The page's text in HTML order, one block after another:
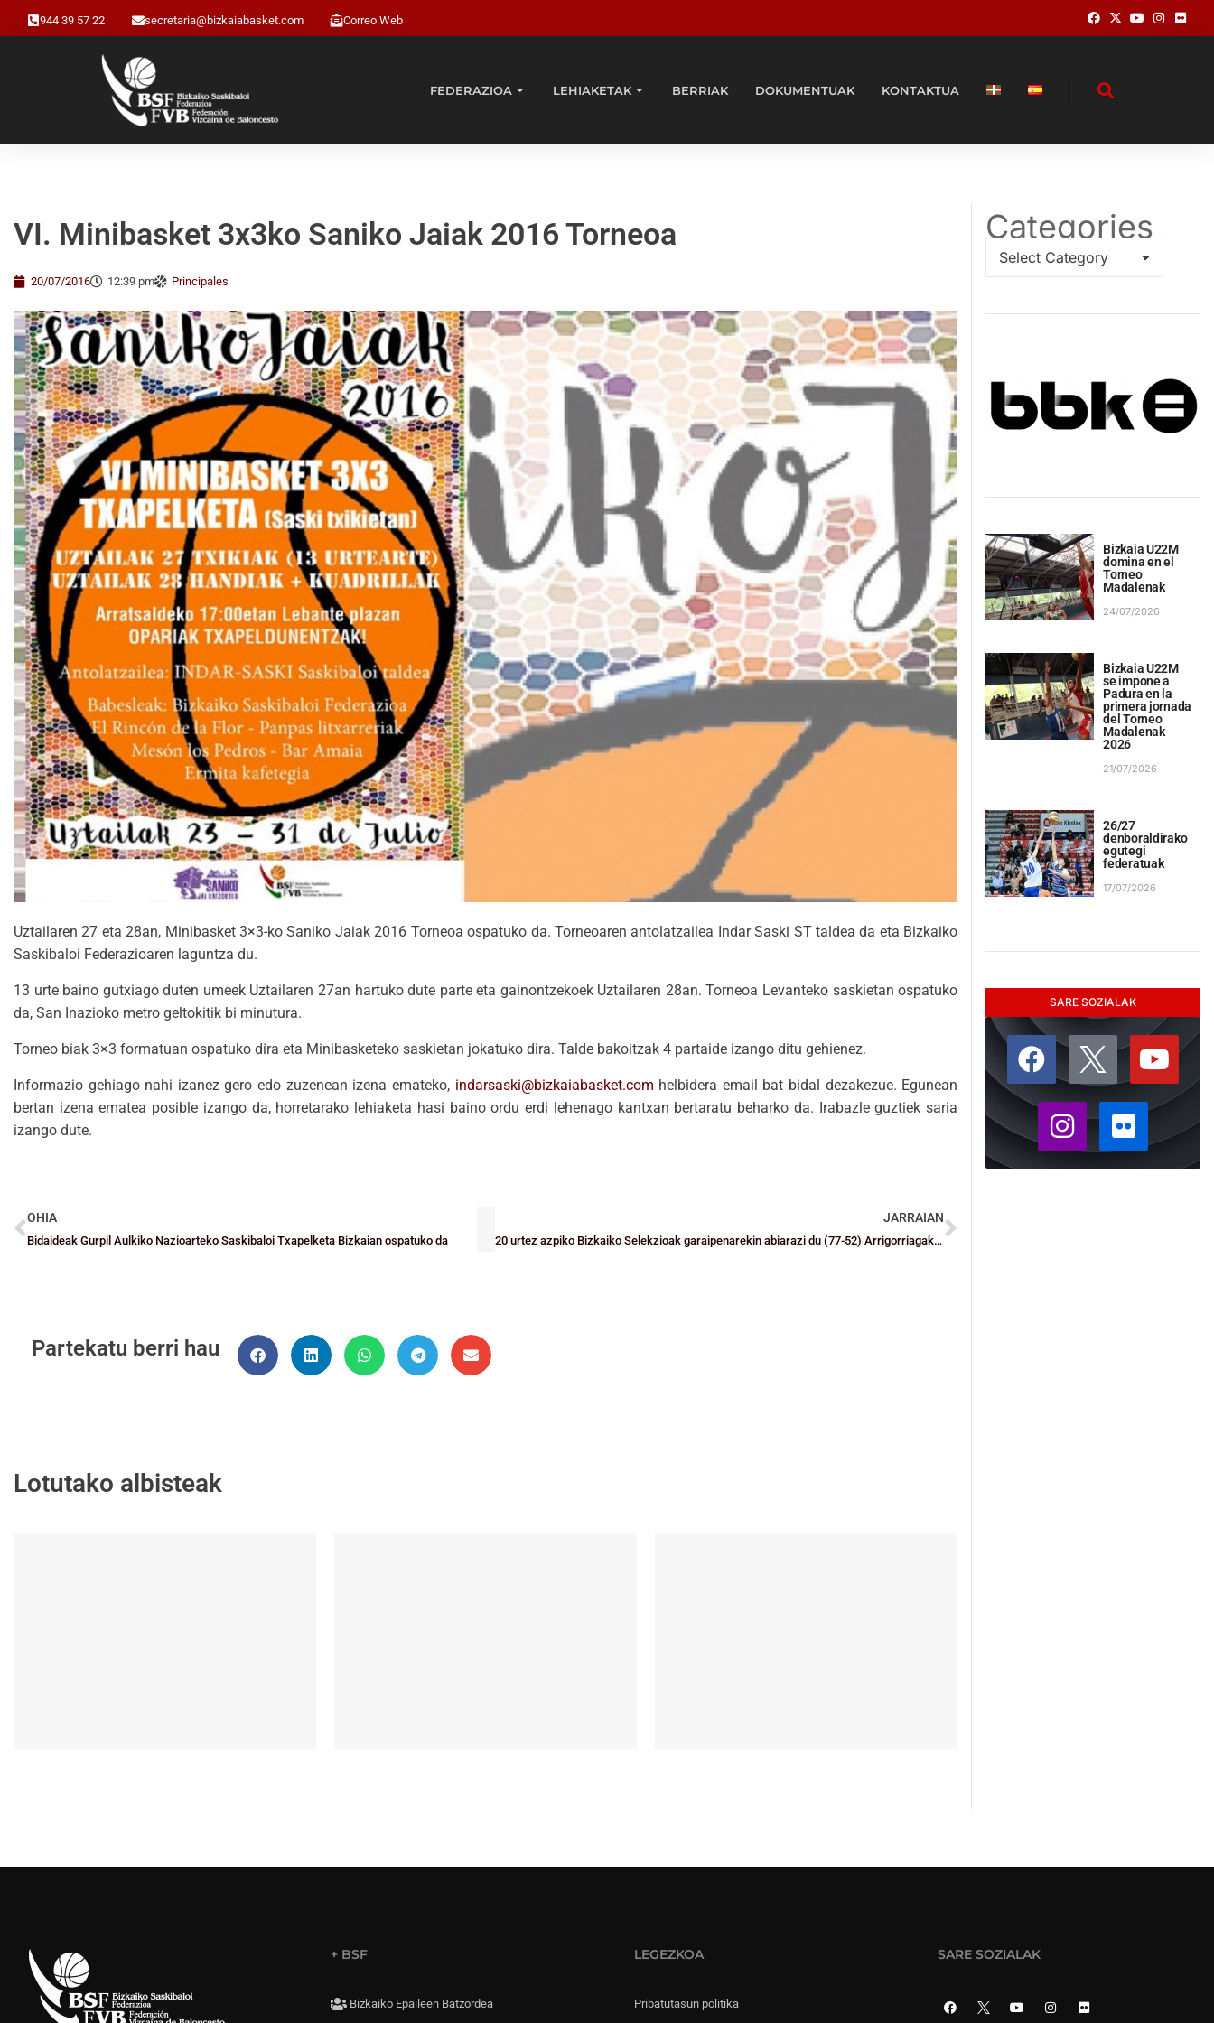
944 39 57 22 secretaria@bizkaiabasket.com Correo Web
FEDERAZIOA LEHIAKETAK BERRIAK DOKUMENTUAK KONTAKTUA
VI. Minibasket 3x3ko Saniko Jaiak 2016 Torneoa
20/07/2016 12:39 pm Principales
Uztailaren 27 eta 28an, Minibasket 3×3-ko Saniko Jaiak 2016 Torneoa ospatuko da. Torneoaren antolatzailea Indar Saski ST taldea da eta Bizkaiko
Saskibaloi Federazioaren laguntza du.
13 urte baino gutxiago duten umeek Uztailaren 27an hartuko dute parte eta gainontzekoek Uztailaren 28an. Torneoa Levanteko saskietan ospatuko
da, San Inazioko metro geltokitik bi minutura.
Torneo biak 3×3 formatuan ospatuko dira eta Minibasketeko saskietan jokatuko dira. Talde bakoitzak 4 partaide izango ditu gehienez.
Informazio gehiago nahi izanez gero edo zuzenean izena emateko, indarsaski@bizkaiabasket.com helbidera email bat bidal dezakezue. Egunean
bertan izena ematea posible izango da, horretarako lehiaketa hasi baino ordu erdi lehenago kantxan bertaratu beharko da. Irabazle guztiek saria
izango dute.
OHIA
Bidaideak Gurpil Aulkiko Nazioarteko Saskibaloi Txapelketa Bizkaian ospatuko da
JARRAIAN
20 urtez azpiko Bizkaiko Selekzioak garaipenarekin abiarazi du (77-52) Arrigorriagako Madalenak Torneoa
Partekatu berri hau
Lotutako albisteak
Categories
Bizkaia U22M
domina en el
Torneo
Madalenak
24/07/2026
Bizkaia U22M
se impone a
Padura en la
primera jornada
del Torneo
Madalenak
2026
21/07/2026
26/27
denboraldirako
egutegi
federatuak
17/07/2026
SARE SOZIALAK
+ BSF
Bizkaiko Epaileen Batzordea
LEGEZKOA
Pribatutasun politika
SARE SOZIALAK